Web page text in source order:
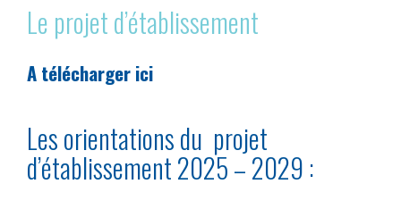
Le projet d’établissement
A télécharger ici
Les orientations du projet
d’établissement 2025 – 2029 :